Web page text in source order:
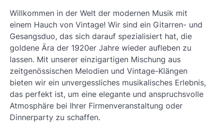
Willkommen in der Welt der modernen Musik mit
einem Hauch von Vintage! Wir sind ein Gitarren- und
Gesangsduo, das sich darauf spezialisiert hat, die
goldene Ära der 1920er Jahre wieder aufleben zu
lassen. Mit unserer einzigartigen Mischung aus
zeitgenössischen Melodien und Vintage-Klängen
bieten wir ein unvergessliches musikalisches Erlebnis,
das perfekt ist, um eine elegante und anspruchsvolle
Atmosphäre bei Ihrer Firmenveranstaltung oder
Dinnerparty zu schaffen.